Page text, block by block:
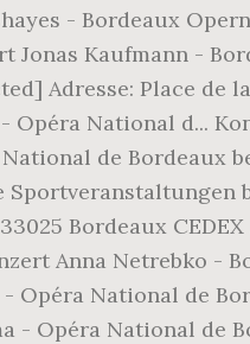
- Bordeaux
Jonas Kaufmann -
Adresse: Place de
National d...
de Bordeaux
Bordeaux
Anna Netrebko -
Opéra National de
- Opéra National de